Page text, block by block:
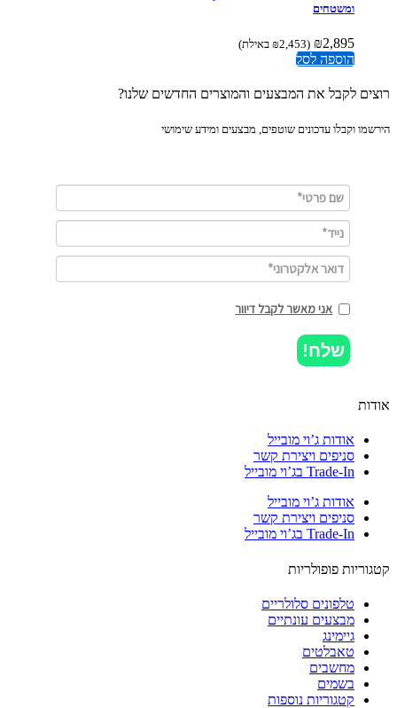
ומשטחים
₪2,895
(
₪2,453 באילת)
הוספה לסל
לקבל את המבצעים והמוצרים החדשים שלנו?
וקבלו עדכונים שוטפים, מבצעים ומידע שימושי
אני מאשר לקבל דיוור
שלח!
אודות ג’וי מובייל
סניפים ויצירת קשר
Trade-In בג’וי מובייל
אודות ג’וי מובייל
סניפים ויצירת קשר
Trade-In בג’וי מובייל
פופולריות
טלפונים סלולריים
מבצעים עונתיים
גיימינג
טאבלטים
מחשבים
בשמים
קטגוריות נוספות